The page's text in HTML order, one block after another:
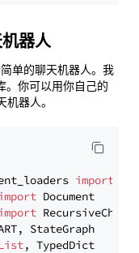
器人
单的聊天机器人。我
。你可以用你自己的
器人。
import
, TypedDict